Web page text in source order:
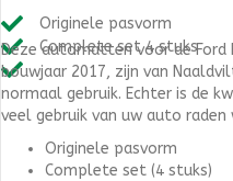
Fiesta
(2017-
2022)
-
Naaldvilt
aantal
Originele pasvorm
Complete set 4 stuks
Deze automatten voor de
bouwjaar 2017, zijn van
normaal gebruik. Echter is de
veel gebruik van uw auto
Originele pasvorm
Complete set (4 stuks)